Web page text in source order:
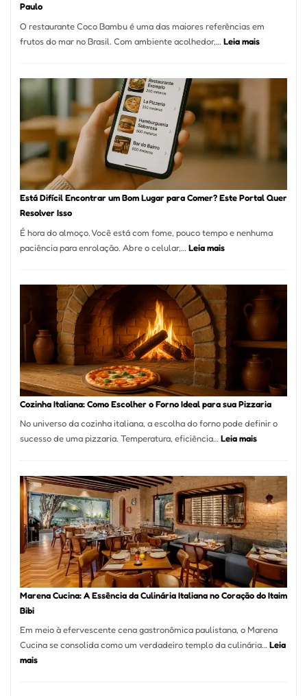
Alta
Gastronomia
Paulo
O restaurante Coco Bambu é uma das maiores referências em
frutos do mar no Brasil. Com ambiente acolhedor,… Leia mais:
encontrar
reservar
Paulo
Está Difícil Encontrar um Bom Lugar para Comer? Este Portal Quer
Resolver Isso
É hora do almoço. Você está com fome, pouco tempo e nenhuma
paciência para enrolação. Abre o celular,… Leia mais:
Encontrar
um
Bom
Lugar
para
Comer?
Este
Portal
Resolver
Isso
Cozinha Italiana: Como Escolher o Forno Ideal para sua Pizzaria
No universo da cozinha italiana, a escolha do forno pode definir o
sucesso de uma pizzaria. Temperatura, eficiência…Leia mais:
Como
Escolher
o
Forno
Ideal
para
sua
Pizzaria
Marena Cucina: A Essência da Culinária Italiana no Coração do Itaim
Bibi
Em meio à efervescente cena gastronômica paulistana, o Marena
Cucina se consolida como um verdadeiro templo da culinária… Leia
mais: